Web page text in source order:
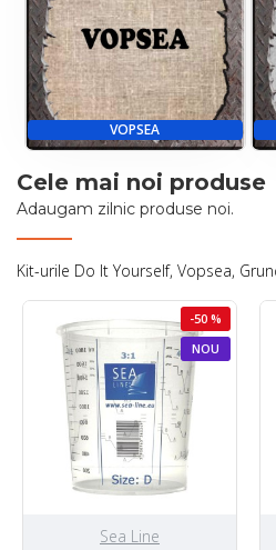
VOPSEA
Cele mai noi produse
Adaugam zilnic produse noi.
Kit-urile Do It Yourself, Vopsea,
NOU
-50 %
Sea Line